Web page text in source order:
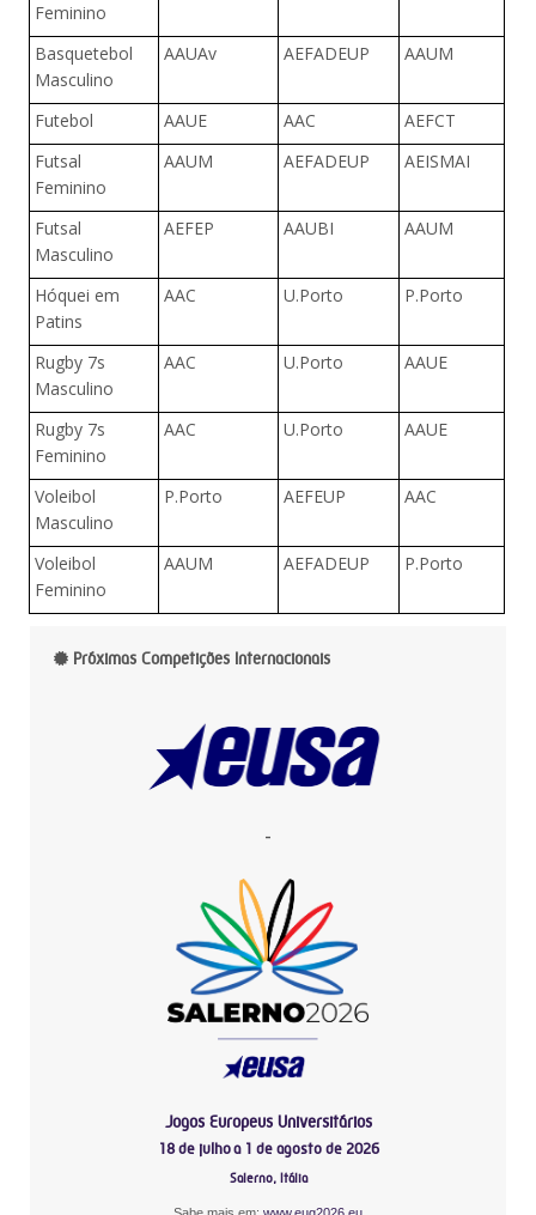
Feminino
Basquetebol
Masculino
AAUAv AEFADEUP AAUM
Futebol AAUE AAC
AEFCT
Futsal
Feminino
AAUM AEFADEUP AEISMAI
Futsal
Masculino
AEFEP AAUBI AAUM
Hóquei em
Patins
AAC U.Porto P.Porto
Rugby 7s
Masculino
AAC U.Porto AAUE
Rugby 7s
Feminino
AAC U.Porto AAUE
Voleibol
Masculino
P.Porto AEFEUP AAC
Voleibol
Feminino
AAUM AEFADEUP P.Porto
Próximas Competições Internacionais
-
Jogos Europeus Universitários
18 de julho a 1 de agosto de 2026
Salerno, Itália